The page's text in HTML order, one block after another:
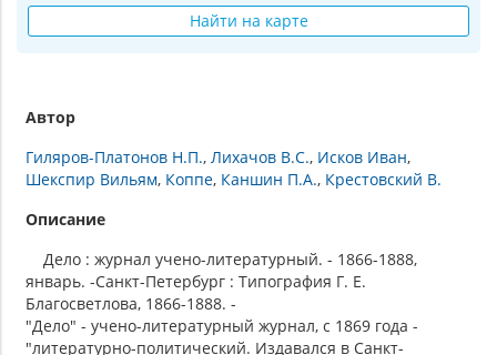
Найти на карте
Автор
Гиляров-Платонов Н.П. Лихачов В.С. Исков Иван
Шекспир Вильям Коппе Каншин П.А. Крестовский В.
Описание
Дело : журнал учено-литературный. - 1866-1888,
январь. -Санкт-Петербург : Типография Г. Е.
Благосветлова, 1866-1888. -
"Дело" - учено-литературный журнал, с 1869 года -
"литературно-политический. Издавался в Санкт-